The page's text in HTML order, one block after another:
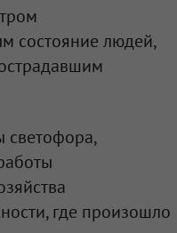
состояние людей,
светофора,
где произошло